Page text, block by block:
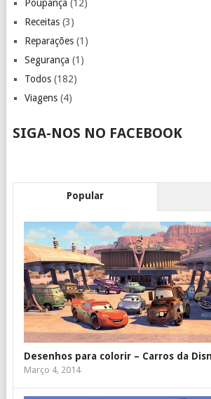
Poupança (12)
Receitas(3)
Reparações(1)
Segurança (1)
Todos(182)
Viagens(4)
SIGA-NOS NO FACEBOOK
Popular
Desenhos para colorir – Carros da
Março 4, 2014